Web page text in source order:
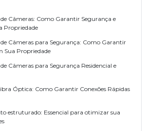
Câmeras: Como Garantir Segurança e
Propriedade
de Câmeras para Segurança: Como Garantir
Sua Propriedade
Câmeras para Segurança Residencial e
Óptica: Como Garantir Conexões Rápidas
estruturado: Essencial para otimizar sua